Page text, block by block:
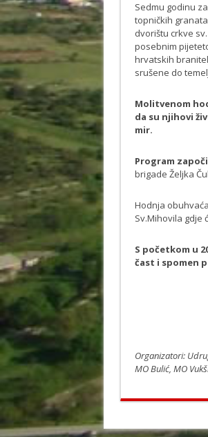
Sedmu godinu
topničkih
dvorištu crkve
posebnim
hrvatskih
srušene do
Molitvenom
da su njihovi
mir.
Program
brigade Željka
Hodnja
Sv.Mihovila gdje
S početkom u
čast i spomen
Organizatori:
MO Bulić, MO